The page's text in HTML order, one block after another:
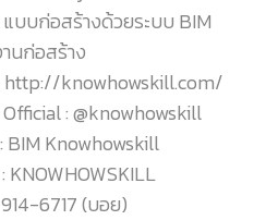
บบก่อสร้างด้วยระบบ BIM
นก่อสร้าง
http://knowhowskill.com/
: @knowhowskill
BIM Knowhowskill
KNOWHOWSKILL
6717 (บอย)